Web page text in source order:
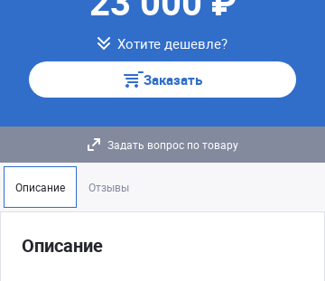
Хотите дешевле?
Заказать
Задать вопрос по товару
Описание Отзывы
Описание